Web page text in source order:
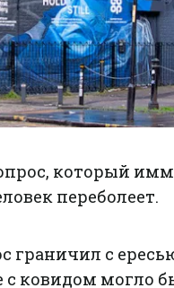
который
переболеет.
граничил с
с ковидом могло